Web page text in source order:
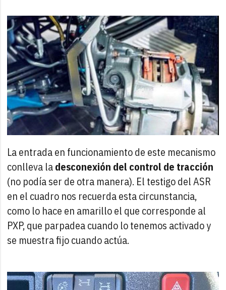
La entrada en funcionamiento de este mecanismo
conlleva ladesconexión del control de tracción
(no podía ser de otra manera). El testigo del ASR
en el cuadro nos recuerda esta circunstancia,
como lo hace en amarillo el que corresponde al
PXP, que parpadea cuando lo tenemos activado y
se muestra fijo cuando actúa.